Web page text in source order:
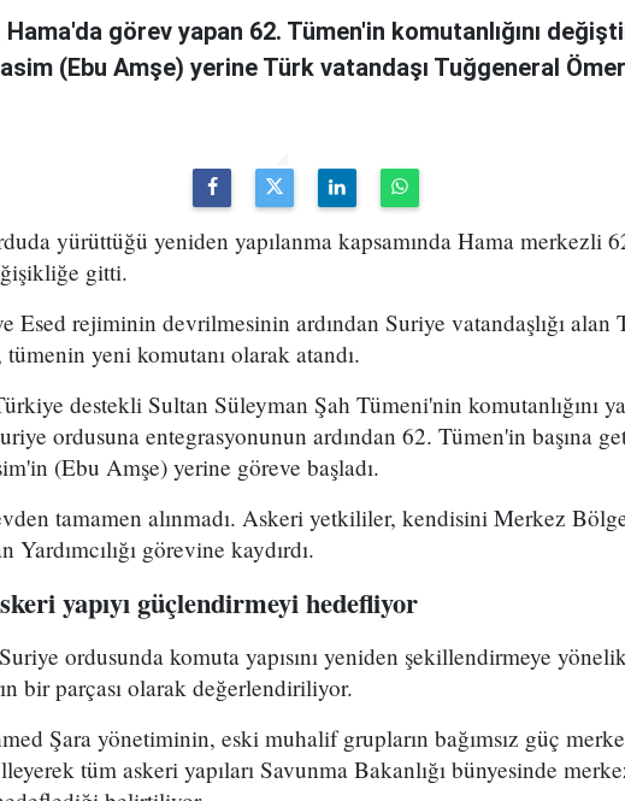
görev yapan 62. Tümen'in komutanlığını
(Ebu Amşe) yerine Türk vatandaşı Tuğgeneral
yürüttüğü yeniden yapılanma kapsamında Hama merkezli
gitti.
Esed rejiminin devrilmesinin ardından Suriye vatandaşlığı alan
yeni komutanı olarak atandı.
destekli Sultan Süleyman Şah Tümeni'nin komutanlığını
ordusuna entegrasyonunun ardından 62. Tümen'in başına
(Ebu Amşe) yerine göreve başladı.
tamamen alınmadı. Askeri yetkililer, kendisini Merkez
görevine kaydırdı.
yapıyı güçlendirmeyi hedefliyor
ordusunda komuta yapısını yeniden şekillendirmeye
bir parçası olarak değerlendiriliyor.
Şara yönetiminin, eski muhalif grupların bağımsız güç
tüm askeri yapıları Savunma Bakanlığı bünyesinde